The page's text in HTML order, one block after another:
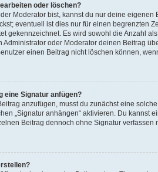
oder löschen?
Moderator bist, kannst du nur deine
eventuell ist dies nur für einen begrenzten
gekennzeichnet. Es wird sowohl die Anzahl
Administrator oder Moderator deinen Beitrag
einen Beitrag nicht löschen können,
eine Signatur anfügen?
anzufügen, musst du zunächst eine
„Signatur anhängen“ aktivieren. Du
Beitrag dennoch ohne Signatur